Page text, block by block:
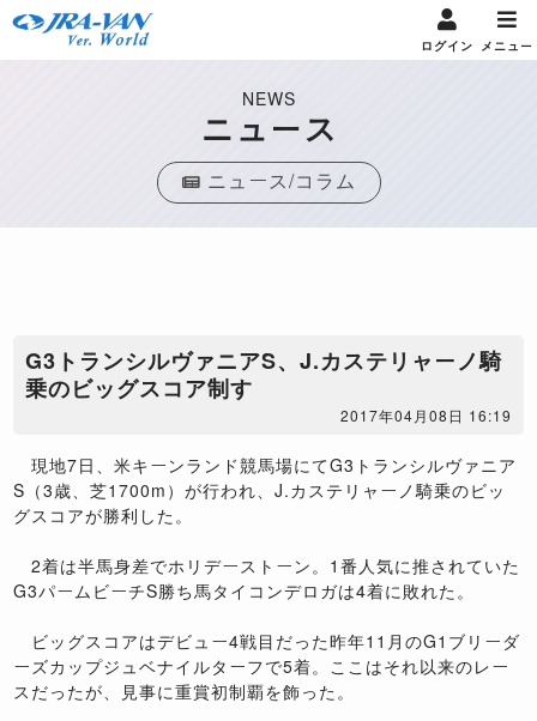
ログイン メニュー
NEWS
ニュース
ニュース/コラム
G3トランシルヴァニアS、J.カステリャーノ騎
乗のビッグスコア制す
2017年04月08日 16:19
現地7日、米キーンランド競馬場にてG3トランシルヴァニア
S（3歳、芝1700m）が行われ、J.カステリャーノ騎乗のビッ
グスコアが勝利した。
2着は半馬身差でホリデーストーン。1番人気に推されていた
G3パームビーチS勝ち馬タイコンデロガは4着に敗れた。
ビッグスコアはデビュー4戦目だった昨年11月のG1ブリーダ
ーズカップジュベナイルターフで5着。ここはそれ以来のレー
スだったが、見事に重賞初制覇を飾った。